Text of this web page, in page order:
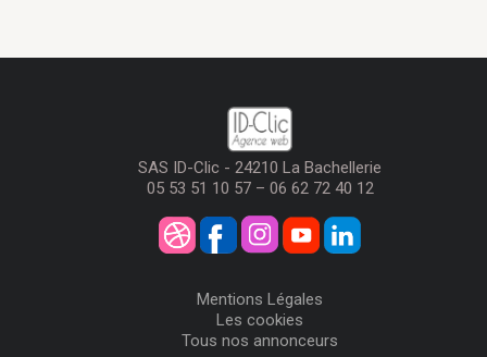
SAS ID-Clic - 24210 La Bachellerie
05 53 51 10 57 – 06 62 72 40 12
Mentions Légales
Les cookies
Tous nos annonceurs